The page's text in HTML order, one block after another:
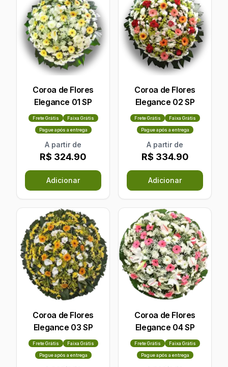
Coroa de Flores
Elegance 01 SP
Frete Grátis Faixa Grátis
Pague após a entrega
A partir de
R$ 324.90
Adicionar
Coroa de Flores
Elegance 02 SP
Frete Grátis Faixa Grátis
Pague após a entrega
A partir de
R$ 334.90
Adicionar
Coroa de Flores
Elegance 03 SP
Frete Grátis Faixa Grátis
Pague após a entrega
Coroa de Flores
Elegance 04 SP
Frete Grátis Faixa Grátis
Pague após a entrega